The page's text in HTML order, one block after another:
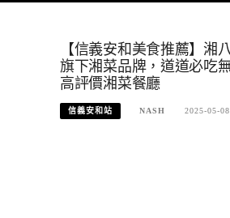
【信義安和美食推薦】湘
旗下湘菜品牌，道道必吃
高評價湘菜餐廳
信義安和站 NASH 2025-05-08